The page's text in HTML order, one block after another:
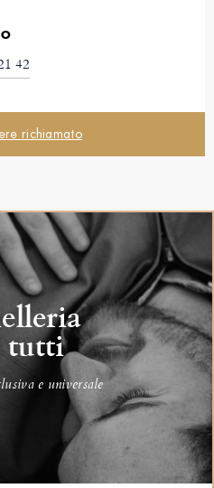
42
richiamato
tutti
e universale